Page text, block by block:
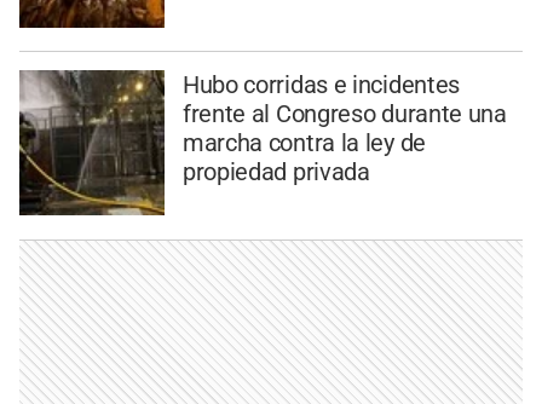
Hubo corridas e incidentes
frente al Congreso durante una
marcha contra la ley de
propiedad privada